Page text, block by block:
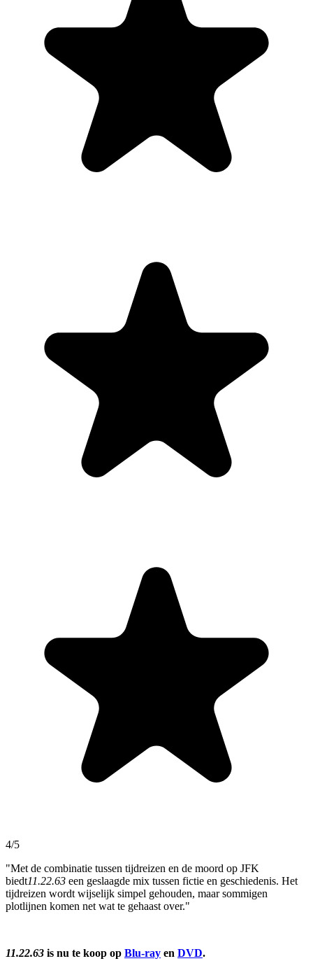
4/5
"Met de combinatie tussen tijdreizen en de moord op JFK
biedt11.22.63 een geslaagde mix tussen fictie en geschiedenis. Het
tijdreizen wordt wijselijk simpel gehouden, maar sommigen
plotlijnen komen net wat te gehaast over."
11.22.63 is nu te koop op Blu-ray en DVD.